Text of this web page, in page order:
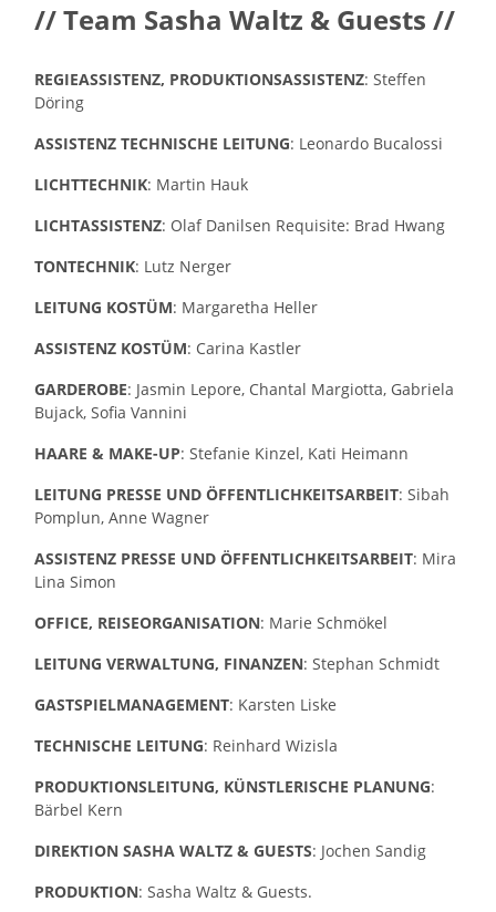
// Team Sasha Waltz & Guests //
REGIEASSISTENZ, PRODUKTIONSASSISTENZ: Steffen
Döring
ASSISTENZ TECHNISCHE LEITUNG: Leonardo Bucalossi
LICHTTECHNIK: Martin Hauk
LICHTASSISTENZ: Olaf Danilsen Requisite: Brad Hwang
TONTECHNIK: Lutz Nerger
LEITUNG KOSTÜM: Margaretha Heller
ASSISTENZ KOSTÜM: Carina Kastler
GARDEROBE: Jasmin Lepore, Chantal Margiotta, Gabriela
Bujack, Sofia Vannini
HAARE & MAKE-UP: Stefanie Kinzel, Kati Heimann
LEITUNG PRESSE UND ÖFFENTLICHKEITSARBEIT: Sibah
Pomplun, Anne Wagner
ASSISTENZ PRESSE UND ÖFFENTLICHKEITSARBEIT: Mira
Lina Simon
OFFICE, REISEORGANISATION: Marie Schmökel
LEITUNG VERWALTUNG, FINANZEN: Stephan Schmidt
GASTSPIELMANAGEMENT: Karsten Liske
TECHNISCHE LEITUNG: Reinhard Wizisla
PRODUKTIONSLEITUNG, KÜNSTLERISCHE PLANUNG:
Bärbel Kern
DIREKTION SASHA WALTZ & GUESTS: Jochen Sandig
PRODUKTION: Sasha Waltz & Guests.